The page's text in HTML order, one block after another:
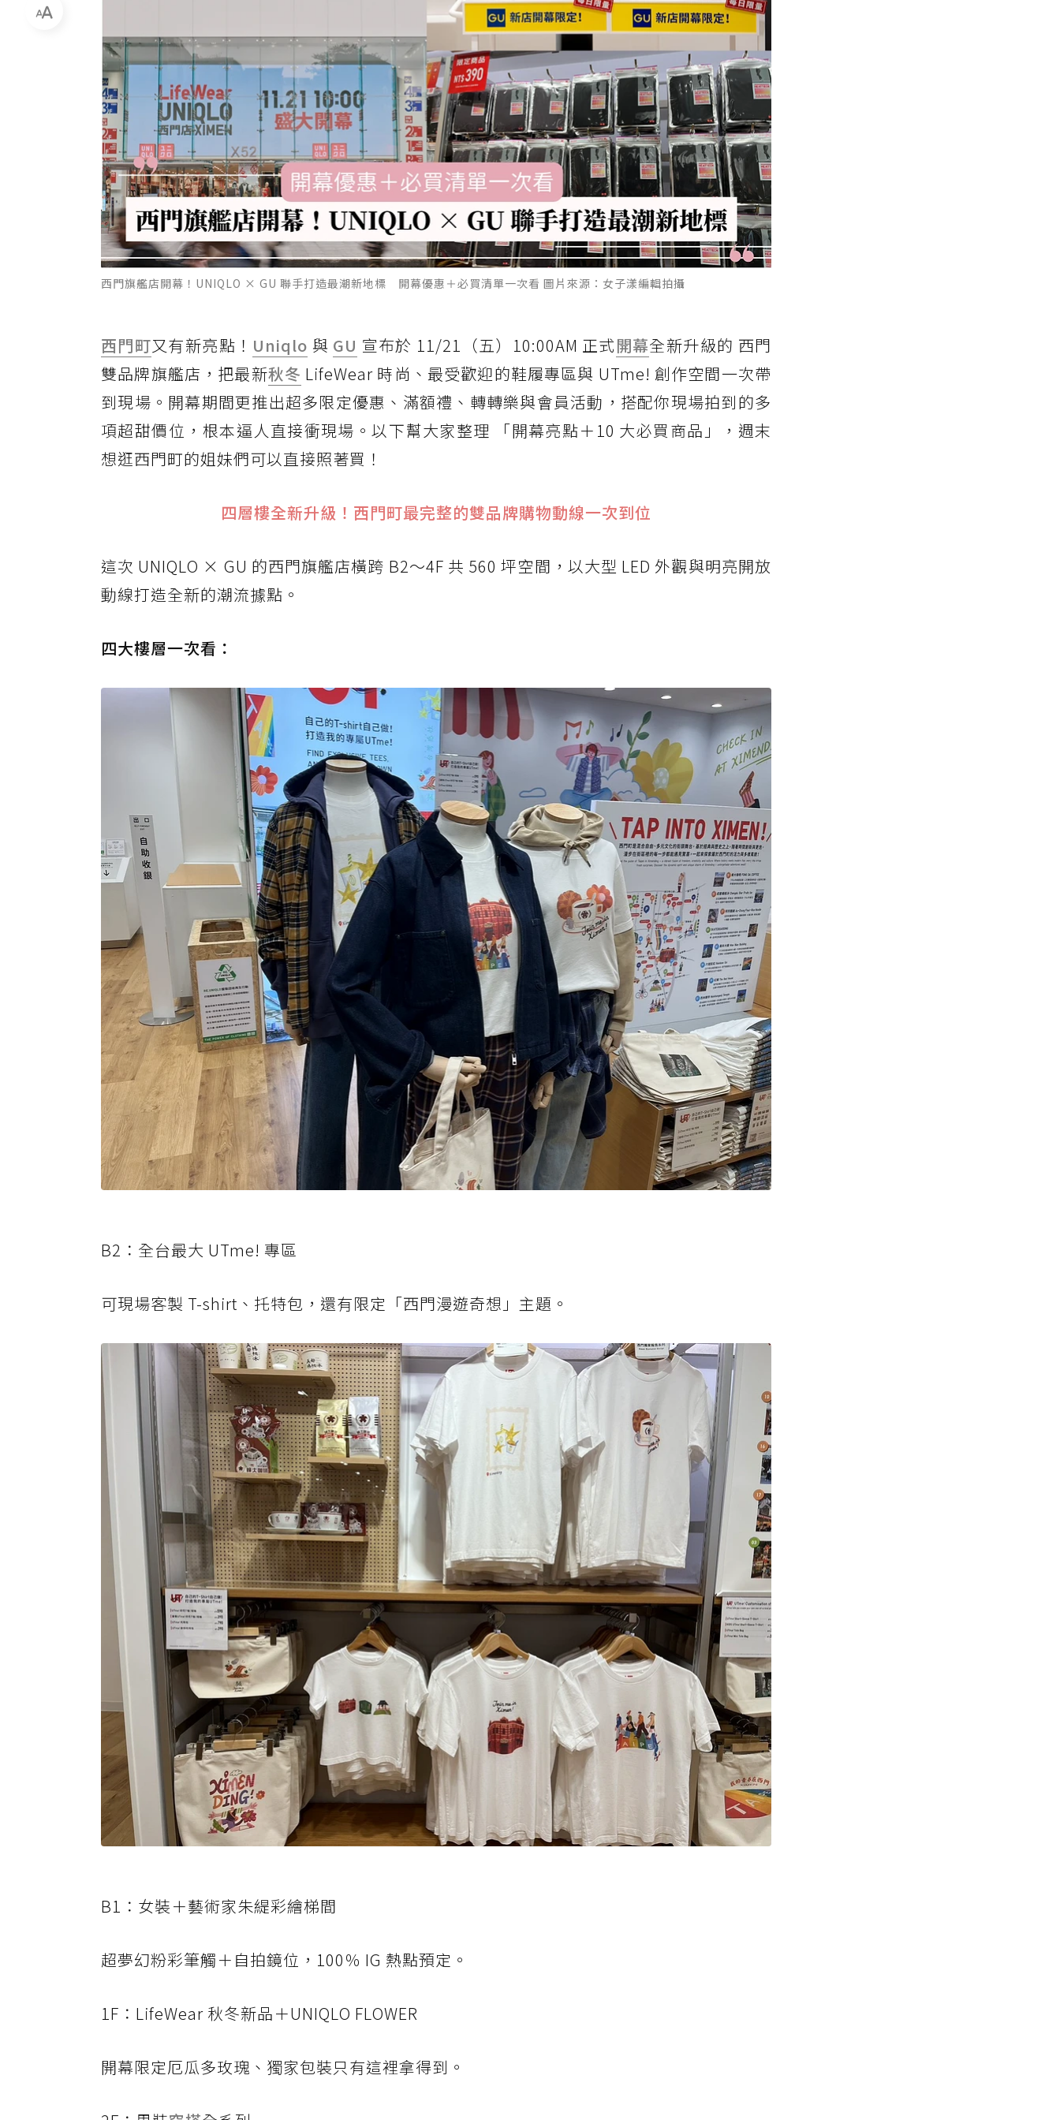
西門旗艦店開幕！UNIQLO × GU 聯手打造最潮新地標 開幕優惠＋必買清單一次看 圖片來源：女子漾編輯拍攝
西門町又有新亮點！ Uniqlo 與 GU 宣布於 11/21（五）10:00AM 正式開幕全新升級的 西門
雙品牌旗艦店，把最新秋冬 LifeWear 時尚、最受歡迎的鞋履專區與 UTme! 創作空間一次帶
到現場。開幕期間更推出超多限定優惠、滿額禮、轉轉樂與會員活動，搭配你現場拍到的多
項超甜價位，根本逼人直接衝現場。以下幫大家整理 「開幕亮點＋10 大必買商品」，週末
想逛西門町的姐妹們可以直接照著買！
四層樓全新升級！西門町最完整的雙品牌購物動線一次到位
這次 UNIQLO × GU 的西門旗艦店橫跨 B2～4F 共 560 坪空間，以大型 LED 外觀與明亮開放
動線打造全新的潮流據點。
四大樓層一次看：
B2：全台最大 UTme! 專區
可現場客製 T-shirt、托特包，還有限定「西門漫遊奇想」主題。
B1：女裝＋藝術家朱緹彩繪梯間
超夢幻粉彩筆觸＋自拍鏡位，100％ IG 熱點預定。
1F：LifeWear 秋冬新品＋UNIQLO FLOWER
開幕限定厄瓜多玫瑰、獨家包裝只有這裡拿得到。